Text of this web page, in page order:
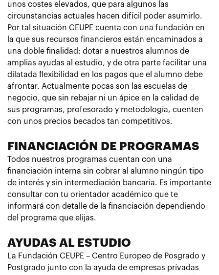
unos costes elevados, que para algunos las
circunstancias actuales hacen difícil poder asumirlo.
Por tal situación CEUPE cuenta con una fundación en
la que sus recursos financieros están encaminados a
una doble finalidad: dotar a nuestros alumnos de
amplias ayudas al estudio, y de otra parte facilitar una
dilatada flexibilidad en los pagos que el alumno debe
afrontar. Actualmente pocas son las escuelas de
negocio, que sin rebajar ni un ápice en la calidad de
sus programas, profesorado y metodología, cuenten
con unos precios becados tan competitivos.
FINANCIACIÓN DE PROGRAMAS
Todos nuestros programas cuentan con una
financiación interna sin cobrar al alumno ningún tipo
de interés y sin intermediación bancaria. Es importante
consultar con tu orientador académico que te
informará con detalle de la financiación dependiendo
del programa que elijas.
AYUDAS AL ESTUDIO
La Fundación CEUPE – Centro Europeo de Posgrado y
Postgrado junto con la ayuda de empresas prívadas